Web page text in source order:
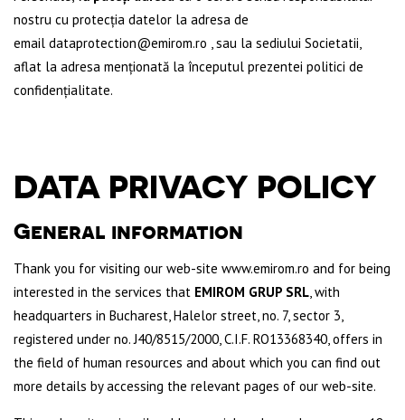
nostru cu protecția datelor la adresa de
email dataprotection@emirom.ro , sau la sediului Societatii,
aflat la adresa menționată la începutul prezentei politici de
confidențialitate.
DATA PRIVACY POLICY
General information
Thank you for visiting our web-site www.emirom.ro and for being
interested in the services that EMIROM GRUP SRL, with
headquarters in Bucharest, Halelor street, no. 7, sector 3,
registered under no. J40/8515/2000, C.I.F. RO13368340, offers in
the field of human resources and about which you can find out
more details by accessing the relevant pages of our web-site.